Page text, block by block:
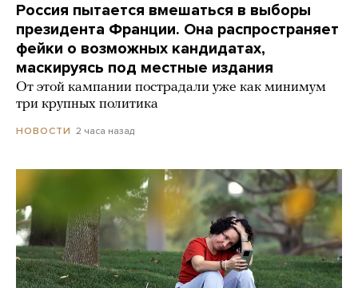
Россия пытается вмешаться в выборы
президента Франции. Она распространяет
фейки о возможных кандидатах,
маскируясь под местные издания
От этой кампании пострадали уже как минимум
три крупных политика
НОВОСТИ 2 часа назад